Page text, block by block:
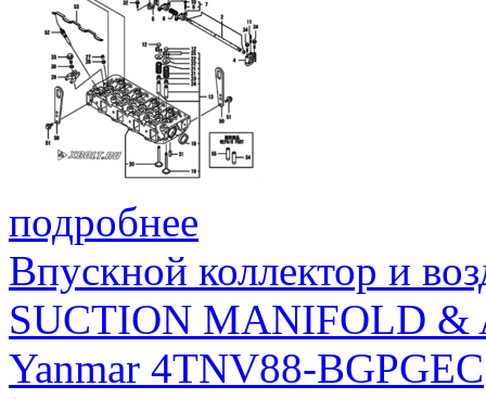
подробнее
Впускной коллектор и
SUCTION MANIFOLD &
Yanmar 4TNV88-BGPGEC